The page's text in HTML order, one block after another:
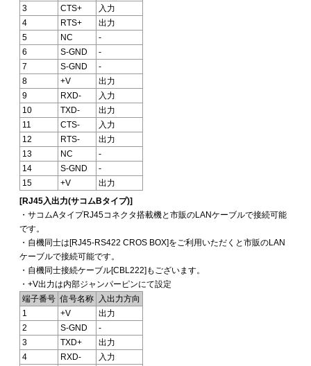
3
CTS+
入力
4
RTS+
出力
5
NC
-
6
S-GND
-
7
S-GND
-
8
+V
出力
9
RXD-
入力
10
TXD-
出力
11
CTS-
入力
12
RTS-
出力
13
NC
-
14
S-GND
-
15
+V
出力
[RJ45入出力(サコムBタイプ)]
・サコムAタイプRJ45コネクタ搭載機と市販のLANケーブルで接続可能
です。
・自機同士は[RJ45-RS422 CROS BOX]をご利用いただくと市販のLAN
ケーブルで接続可能です。
・自機同士接続ケーブル[CBL222]もございます。
・+V出力は内部ジャンパーピンにて設定
端子番号 信号名称
入出力方向
1
+V
出力
2
S-GND
-
3
TXD+
出力
4
RXD-
入力